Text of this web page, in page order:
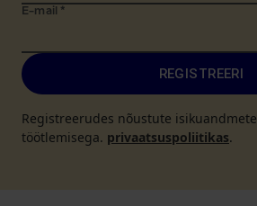
E-mail *
REGISTREERI
Registreerudes nõustute isikuandmete
töötlemisega. privaatsuspoliitikas.